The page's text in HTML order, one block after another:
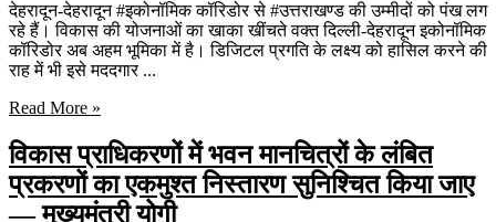
देहरादून-देहरादून #इकोनॉमिक कॉरिडोर से #उत्तराखण्ड की उम्मीदों को पंख लग
रहे हैं। विकास की योजनाओं का खाका खींचते वक्त दिल्ली-देहरादून इकोनॉमिक
कॉरिडोर अब अहम भूमिका में है। डिजिटल प्रगति के लक्ष्य को हासिल करने की
राह में भी इसे मददगार ...
Read More »
विकास प्राधिकरणों में भवन मानचित्रों के लंबित
प्रकरणों का एकमुश्त निस्तारण सुनिश्चित किया जाए
— मुख्यमंत्री योगी